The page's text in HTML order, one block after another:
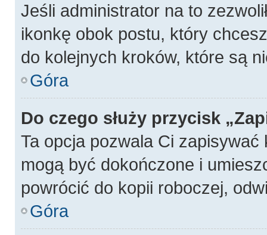
Jeśli administrator na to
ikonkę obok postu, który
do kolejnych kroków, które są
Góra
Do czego służy przycisk
Ta opcja pozwala Ci
mogą być dokończone i
powrócić do kopii roboczej,
Góra